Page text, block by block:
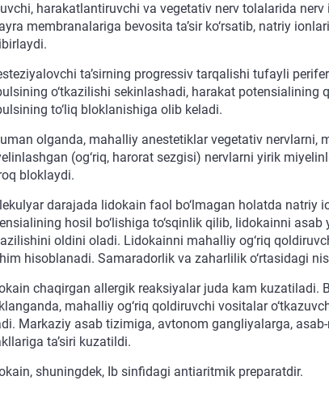
harakatlantiruvchi va vegetativ nerv tolalarida
membranalariga bevosita ta’sir ko‘rsatib, natriy
ta’sirning progressiv tarqalishi tufayli
o‘tkazilishi sekinlashadi, harakat potensialining
to‘liq bloklanishiga olib keladi.
olganda, mahalliy anestetiklar vegetativ nervlarni,
(og‘riq, harorat sezgisi) nervlarni yirik
bloklaydi.
darajada lidokain faol bo‘lmagan holatda natriy
hosil bo‘lishiga to‘sqinlik qilib, lidokainni
oldini oladi. Lidokainni mahalliy og‘riq
hisoblanadi. Samaradorlik va zaharlilik o‘rtasidagi
chaqirgan allergik reaksiyalar juda kam kuzatiladi.
mahalliy og‘riq qoldiruvchi vositalar
Markaziy asab tizimiga, avtonom gangliyalarga,
ta’siri kuzatildi.
shuningdek, Ib sinfidagi antiaritmik preparatdir.